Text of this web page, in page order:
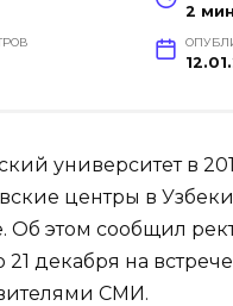
2 мин
университет в
центры в
Об этом сообщил
21 декабря на
СМИ.